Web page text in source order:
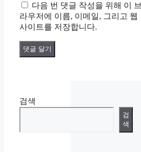
이
트
다음 번 댓글 작성을 위해 이 브
라우저에 이름, 이메일, 그리고 웹
사이트를 저장합니다.
검색
검
색